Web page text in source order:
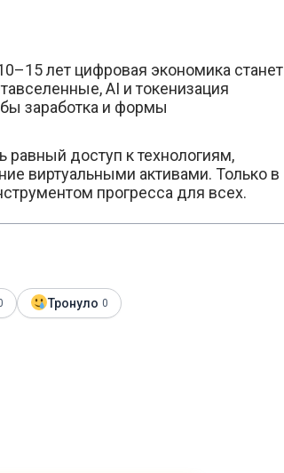
лет цифровая экономика станет
AI и токенизация
заработка и формы
доступ к технологиям,
виртуальными активами. Только в
прогресса для всех.
Тронуло 0